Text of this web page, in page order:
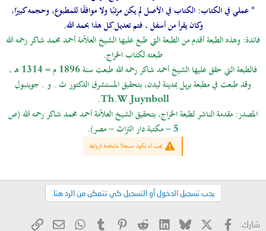
* عملي في الكتاب: الكتاب في الأصل لم يكن مرتبًا ولا موافقًا للمطبوع، وحجمه كبيرًا،
وكان يقرأ من أسفل ، فتم تعديل كل هذا بحمد الله.
فائدة: وهذه الطبعة أقدم من الطبعة التي طبع عليها الشيخ العلاّمة أحمد محمد شاكر رحمه الله
طبعته لكتاب الخراج.
فالطبعة التي حقق عليها الشيخ أحمد شاكر رحمه الله طبعت سنة 1896 م = 1314 هـ ،
وقد طبعت في مطبعة بريل بمدينة ليدن، بتحقيق المستشرق الدكتور ث . و . جوينبول
Th.W.Juynboll.
المصدر: مقدمة الناشر لطبعة الخراج، بتحقيق الشيخ العلاّمة أحمد محمد شاكر رحمه الله (ص
5 - مكتبة دار التراث - مصر).
يجب أن تكون مسجلاً لمشاهدة الروابط
يجب تسجيل الدخول أو التسجيل كي تتمكن من الرد هنا.
شارك: فيسبوك Bluesky
LinkedIn
Reddit
Pinterest
Tumblr
WhatsApp
البريد